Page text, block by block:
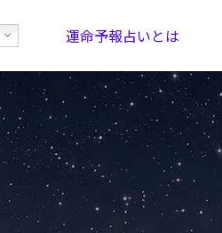
運命予報占いとは